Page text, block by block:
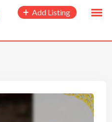
Add Listing